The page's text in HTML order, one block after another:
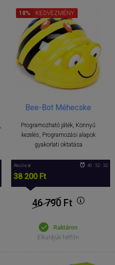
Bee-Bot Méhecske
Programozható játék, Könnyű
kezelés, Programozási alapok
gyakorlati oktatása
18% KEDVEZMÉNY
Akciós ár
38 200 Ft
40 : 52 : 31
46 790Ft
Raktáron
Elküldjük hétfőn